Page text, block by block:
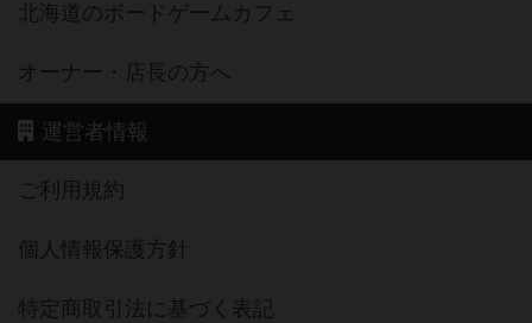
北海道のボードゲームカフェ
オーナー・店長の方へ
運営者情報
ご利用規約
個人情報保護方針
特定商取引法に基づく表記